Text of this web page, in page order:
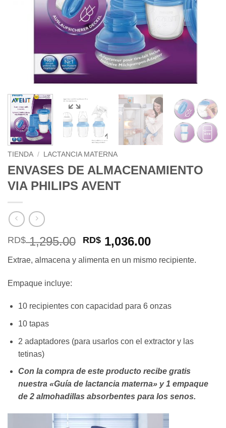
TIENDA / LACTANCIA MATERNA
ENVASES DE ALMACENAMIENTO
VIA PHILIPS AVENT
RD$1,295.00 El
original
RD$ 1,036.00El
actual
Extrae, almacena y alimenta en un mismo recipiente.
Empaque incluye:
10 recipientes con capacidad para 6 onzas
10 tapas
2 adaptadores (para usarlos con el extractor y las
tetinas)
Con la compra de este producto recibe gratis
nuestra «Guía de lactancia materna» y 1 empaque
de 2 almohadillas absorbentes para los senos.